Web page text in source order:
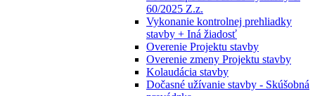
60/2025 Z.z.
Vykonanie kontrolnej prehliadky
stavby + Iná žiadosť
Overenie Projektu stavby
Overenie zmeny Projektu stavby
Kolaudácia stavby
Dočasné užívanie stavby - Skúšobná